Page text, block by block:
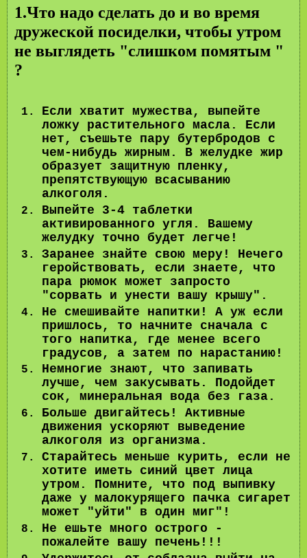
1.Что надо сделать до и во время
дружеской посиделки, чтобы утром
не выглядеть "слишком помятым "
?
Если хватит мужества, выпейте
ложку растительного масла. Если
нет, съешьте пару бутербродов с
чем-нибудь жирным. В желудке жир
образует защитную пленку,
препятствующую всасыванию
алкоголя.
Выпейте 3-4 таблетки
активированного угля. Вашему
желудку точно будет легче!
Заранее знайте свою меру! Нечего
геройствовать, если знаете, что
пара рюмок может запросто
"сорвать и унести вашу крышу".
Не смешивайте напитки! А уж если
пришлось, то начните сначала с
того напитка, где менее всего
градусов, а затем по нарастанию!
Немногие знают, что запивать
лучше, чем закусывать. Подойдет
сок, минеральная вода без газа.
Больше двигайтесь! Активные
движения ускоряют выведение
алкоголя из организма.
Старайтесь меньше курить, если не
хотите иметь синий цвет лица
утром. Помните, что под выпивку
даже у малокурящего пачка сигарет
может "уйти" в один миг"!
Не ешьте много острого -
пожалейте вашу печень!!!